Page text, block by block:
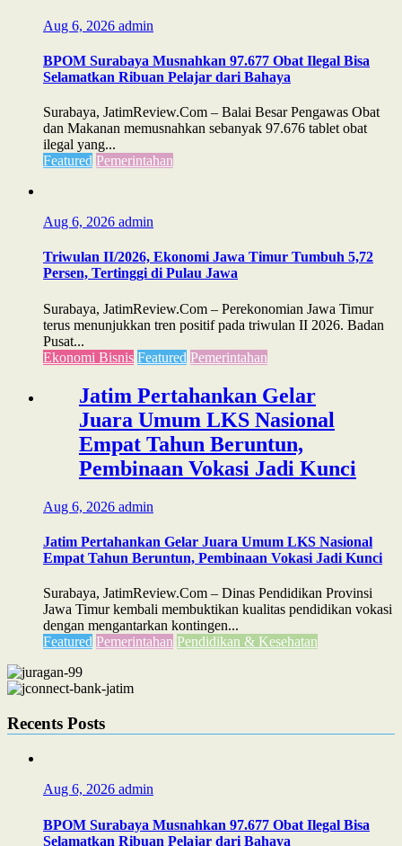
Aug 6, 2026 admin
BPOM Surabaya Musnahkan 97.677 Obat Ilegal Bisa
Selamatkan Ribuan Pelajar dari Bahaya
Surabaya, JatimReview.Com – Balai Besar Pengawas Obat
dan Makanan memusnahkan sebanyak 97.676 tablet obat
ilegal yang...
Featured Pemerintahan
Aug 6, 2026 admin
Triwulan II/2026, Ekonomi Jawa Timur Tumbuh 5,72
Persen, Tertinggi di Pulau Jawa
Surabaya, JatimReview.Com – Perekonomian Jawa Timur
terus menunjukkan tren positif pada triwulan II 2026. Badan
Pusat...
Ekonomi Bisnis Featured Pemerintahan
Jatim Pertahankan Gelar
Juara Umum LKS Nasional
Empat Tahun Beruntun,
Pembinaan Vokasi Jadi Kunci
Aug 6, 2026 admin
Jatim Pertahankan Gelar Juara Umum LKS Nasional
Empat Tahun Beruntun, Pembinaan Vokasi Jadi Kunci
Surabaya, JatimReview.Com – Dinas Pendidikan Provinsi
Jawa Timur kembali membuktikan kualitas pendidikan vokasi
dengan mengantarkan kontingen...
Featured Pemerintahan Pendidikan & Kesehatan
Recents Posts
Aug 6, 2026 admin
BPOM Surabaya Musnahkan 97.677 Obat Ilegal Bisa
Selamatkan Ribuan Pelajar dari Bahaya